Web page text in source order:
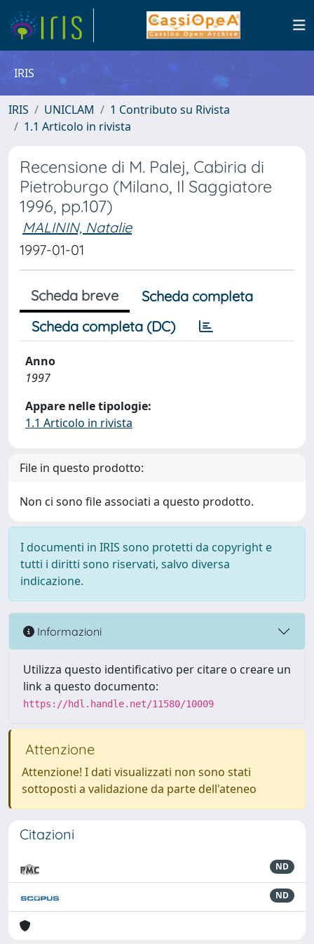
IRIS
IRIS UNICLAM
1 Contributo su Rivista
1.1 Articolo in rivista
Recensione di M. Palej, Cabiria di
Pietroburgo (Milano, Il Saggiatore
1996, pp.107)
MALININ, Natalie
1997-01-01
Scheda breve
Scheda completa
Scheda completa (DC)
Anno
1997
Appare nelle tipologie:
1.1 Articolo in rivista
File in questo prodotto:
Non ci sono file associati a questo prodotto.
I documenti in IRIS sono protetti da copyright e
tutti i diritti sono riservati, salvo diversa
indicazione.
Informazioni
Utilizza questo identificativo per citare o creare un
link a questo documento:
https://hdl.handle.net/11580/10009
Attenzione
Attenzione! I dati visualizzati non sono stati
sottoposti a validazione da parte dell'ateneo
Citazioni
ND
ND